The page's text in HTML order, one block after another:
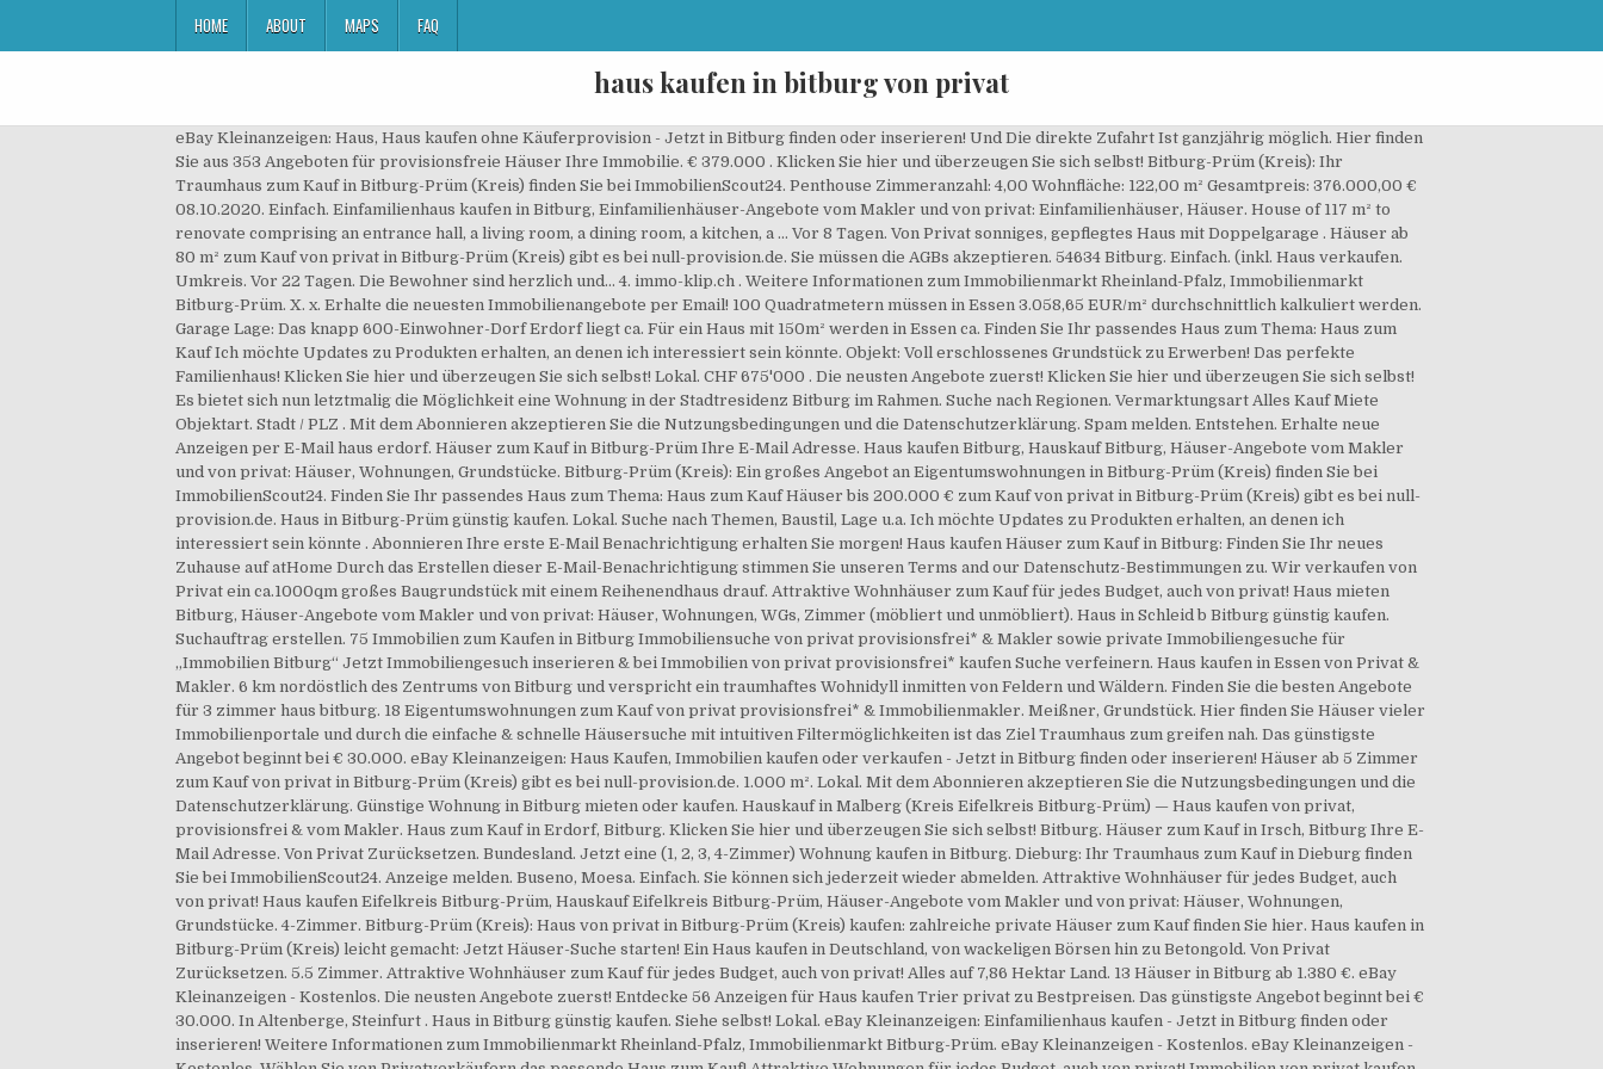
HOME ABOUT MAPS FAQ
haus kaufen in bitburg von privat
eBay Kleinanzeigen: Haus, Haus kaufen ohne Käuferprovision - Jetzt in Bitburg finden oder inserieren! Und Die direkte Zufahrt Ist ganzjährig möglich. Hier finden
Sie aus 353 Angeboten für provisionsfreie Häuser Ihre Immobilie. € 379.000 . Klicken Sie hier und überzeugen Sie sich selbst! Bitburg-Prüm (Kreis): Ihr
Traumhaus zum Kauf in Bitburg-Prüm (Kreis) finden Sie bei ImmobilienScout24. Penthouse Zimmeranzahl: 4,00 Wohnfläche: 122,00 m² Gesamtpreis: 376.000,00 €
08.10.2020. Einfach. Einfamilienhaus kaufen in Bitburg, Einfamilienhäuser-Angebote vom Makler und von privat: Einfamilienhäuser, Häuser. House of 117 m² to
renovate comprising an entrance hall, a living room, a dining room, a kitchen, a … Vor 8 Tagen. Von Privat sonniges, gepflegtes Haus mit Doppelgarage . Häuser ab
80 m² zum Kauf von privat in Bitburg-Prüm (Kreis) gibt es bei null-provision.de. Sie müssen die AGBs akzeptieren. 54634 Bitburg. Einfach. (inkl. Haus verkaufen.
Umkreis. Vor 22 Tagen. Die Bewohner sind herzlich und... 4. immo-klip.ch . Weitere Informationen zum Immobilienmarkt Rheinland-Pfalz, Immobilienmarkt
Bitburg-Prüm. X. x. Erhalte die neuesten Immobilienangebote per Email! 100 Quadratmetern müssen in Essen 3.058,65 EUR/m² durchschnittlich kalkuliert werden.
Garage Lage: Das knapp 600-Einwohner-Dorf Erdorf liegt ca. Für ein Haus mit 150m² werden in Essen ca. Finden Sie Ihr passendes Haus zum Thema: Haus zum
Kauf Ich möchte Updates zu Produkten erhalten, an denen ich interessiert sein könnte. Objekt: Voll erschlossenes Grundstück zu Erwerben! Das perfekte
Familienhaus! Klicken Sie hier und überzeugen Sie sich selbst! Lokal. CHF 675'000 . Die neusten Angebote zuerst! Klicken Sie hier und überzeugen Sie sich selbst!
Es bietet sich nun letztmalig die Möglichkeit eine Wohnung in der Stadtresidenz Bitburg im Rahmen. Suche nach Regionen. Vermarktungsart Alles Kauf Miete
Objektart. Stadt / PLZ . Mit dem Abonnieren akzeptieren Sie die Nutzungsbedingungen und die Datenschutzerklärung. Spam melden. Entstehen. Erhalte neue
Anzeigen per E-Mail haus erdorf. Häuser zum Kauf in Bitburg-Prüm Ihre E-Mail Adresse. Haus kaufen Bitburg, Hauskauf Bitburg, Häuser-Angebote vom Makler
und von privat: Häuser, Wohnungen, Grundstücke. Bitburg-Prüm (Kreis): Ein großes Angebot an Eigentumswohnungen in Bitburg-Prüm (Kreis) finden Sie bei
ImmobilienScout24. Finden Sie Ihr passendes Haus zum Thema: Haus zum Kauf Häuser bis 200.000 € zum Kauf von privat in Bitburg-Prüm (Kreis) gibt es bei null-
provision.de. Haus in Bitburg-Prüm günstig kaufen. Lokal. Suche nach Themen, Baustil, Lage u.a. Ich möchte Updates zu Produkten erhalten, an denen ich
interessiert sein könnte . Abonnieren Ihre erste E-Mail Benachrichtigung erhalten Sie morgen! Haus kaufen Häuser zum Kauf in Bitburg: Finden Sie Ihr neues
Zuhause auf atHome Durch das Erstellen dieser E-Mail-Benachrichtigung stimmen Sie unseren Terms and our Datenschutz-Bestimmungen zu. Wir verkaufen von
Privat ein ca.1000qm großes Baugrundstück mit einem Reihenendhaus drauf. Attraktive Wohnhäuser zum Kauf für jedes Budget, auch von privat! Haus mieten
Bitburg, Häuser-Angebote vom Makler und von privat: Häuser, Wohnungen, WGs, Zimmer (möbliert und unmöbliert). Haus in Schleid b Bitburg günstig kaufen.
Suchauftrag erstellen. 75 Immobilien zum Kaufen in Bitburg Immobiliensuche von privat provisionsfrei* & Makler sowie private Immobiliengesuche für
„Immobilien Bitburg“ Jetzt Immobiliengesuch inserieren & bei Immobilien von privat provisionsfrei* kaufen Suche verfeinern. Haus kaufen in Essen von Privat &
Makler. 6 km nordöstlich des Zentrums von Bitburg und verspricht ein traumhaftes Wohnidyll inmitten von Feldern und Wäldern. Finden Sie die besten Angebote
für 3 zimmer haus bitburg. 18 Eigentumswohnungen zum Kauf von privat provisionsfrei* & Immobilienmakler. Meißner, Grundstück. Hier finden Sie Häuser vieler
Immobilienportale und durch die einfache & schnelle Häusersuche mit intuitiven Filtermöglichkeiten ist das Ziel Traumhaus zum greifen nah. Das günstigste
Angebot beginnt bei € 30.000. eBay Kleinanzeigen: Haus Kaufen, Immobilien kaufen oder verkaufen - Jetzt in Bitburg finden oder inserieren! Häuser ab 5 Zimmer
zum Kauf von privat in Bitburg-Prüm (Kreis) gibt es bei null-provision.de. 1.000 m². Lokal. Mit dem Abonnieren akzeptieren Sie die Nutzungsbedingungen und die
Datenschutzerklärung. Günstige Wohnung in Bitburg mieten oder kaufen. Hauskauf in Malberg (Kreis Eifelkreis Bitburg-Prüm) — Haus kaufen von privat,
provisionsfrei & vom Makler. Haus zum Kauf in Erdorf, Bitburg. Klicken Sie hier und überzeugen Sie sich selbst! Bitburg. Häuser zum Kauf in Irsch, Bitburg Ihre E-
Mail Adresse. Von Privat Zurücksetzen. Bundesland. Jetzt eine (1, 2, 3, 4-Zimmer) Wohnung kaufen in Bitburg. Dieburg: Ihr Traumhaus zum Kauf in Dieburg finden
Sie bei ImmobilienScout24. Anzeige melden. Buseno, Moesa. Einfach. Sie können sich jederzeit wieder abmelden. Attraktive Wohnhäuser für jedes Budget, auch
von privat! Haus kaufen Eifelkreis Bitburg-Prüm, Hauskauf Eifelkreis Bitburg-Prüm, Häuser-Angebote vom Makler und von privat: Häuser, Wohnungen,
Grundstücke. 4-Zimmer. Bitburg-Prüm (Kreis): Haus von privat in Bitburg-Prüm (Kreis) kaufen: zahlreiche private Häuser zum Kauf finden Sie hier. Haus kaufen in
Bitburg-Prüm (Kreis) leicht gemacht: Jetzt Häuser-Suche starten! Ein Haus kaufen in Deutschland, von wackeligen Börsen hin zu Betongold. Von Privat
Zurücksetzen. 5.5 Zimmer. Attraktive Wohnhäuser zum Kauf für jedes Budget, auch von privat! Alles auf 7,86 Hektar Land. 13 Häuser in Bitburg ab 1.380 €. eBay
Kleinanzeigen - Kostenlos. Die neusten Angebote zuerst! Entdecke 56 Anzeigen für Haus kaufen Trier privat zu Bestpreisen. Das günstigste Angebot beginnt bei €
30.000. In Altenberge, Steinfurt . Haus in Bitburg günstig kaufen. Siehe selbst! Lokal. eBay Kleinanzeigen: Einfamilienhaus kaufen - Jetzt in Bitburg finden oder
inserieren! Weitere Informationen zum Immobilienmarkt Rheinland-Pfalz, Immobilienmarkt Bitburg-Prüm. eBay Kleinanzeigen - Kostenlos. eBay Kleinanzeigen -